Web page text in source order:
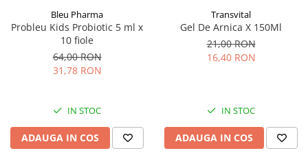
Bleu Pharma
Probleu Kids Probiotic 5 ml x
10 fiole
64,00 RON
31,78 RON
IN STOC
ADAUGA IN COS
Transvital
Gel De Arnica X 150Ml
21,00 RON
16,40 RON
IN STOC
ADAUGA IN COS